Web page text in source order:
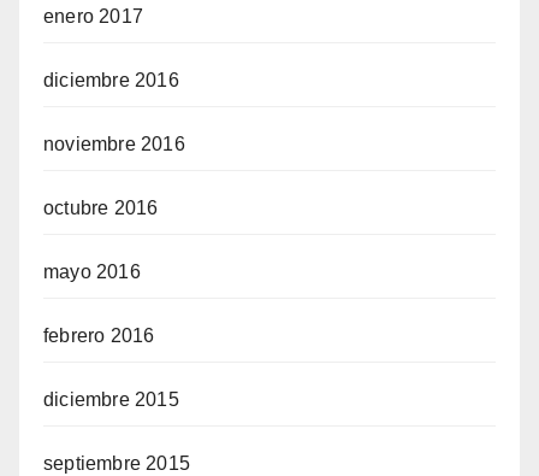
enero 2017
diciembre 2016
noviembre 2016
octubre 2016
mayo 2016
febrero 2016
diciembre 2015
septiembre 2015